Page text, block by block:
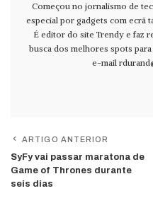
Começou no jornalismo de
especial por gadgets com ecrã
É editor do site Trendy e faz
busca dos melhores spots
e-mail
ARTIGO ANTERIOR
SyFy vai passar maratona de
Game of Thrones durante
seis dias